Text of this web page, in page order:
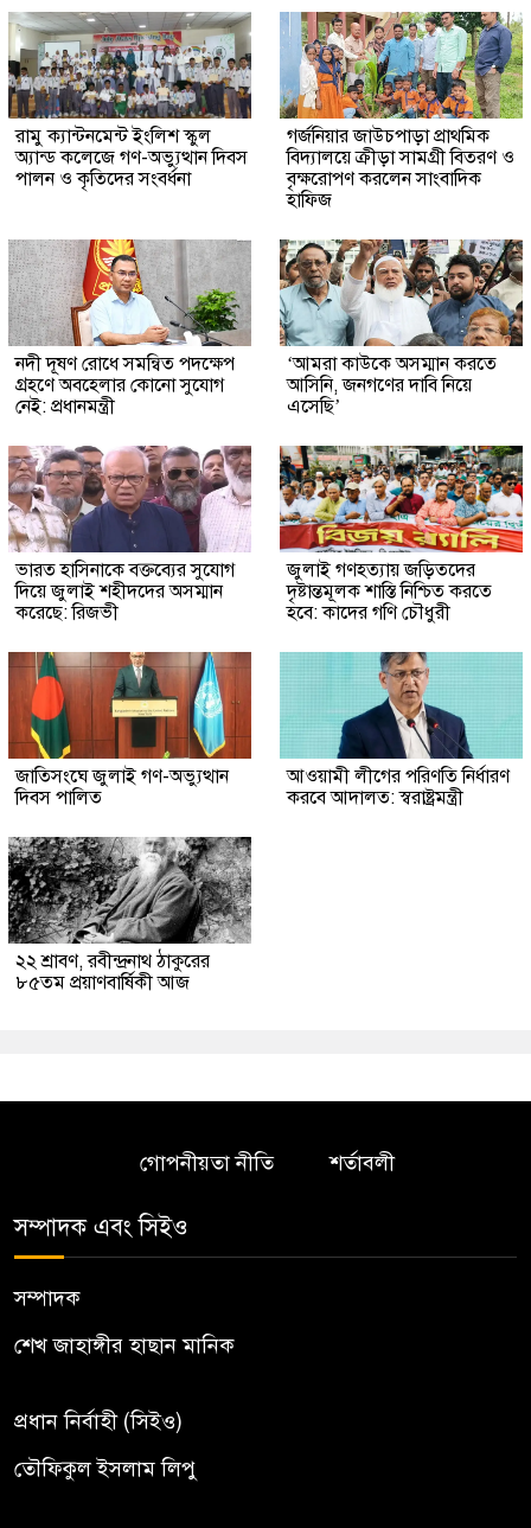
রামু ক্যান্টনমেন্ট ইংলিশ স্কুল
অ্যান্ড কলেজে গণ-অভ্যুত্থান দিবস
পালন ও কৃতিদের সংবর্ধনা
গর্জনিয়ার জাউচপাড়া প্রাথমিক
বিদ্যালয়ে ক্রীড়া সামগ্রী বিতরণ ও
বৃক্ষরোপণ করলেন সাংবাদিক
হাফিজ
নদী দূষণ রোধে সমন্বিত পদক্ষেপ
গ্রহণে অবহেলার কোনো সুযোগ
নেই: প্রধানমন্ত্রী
‘আমরা কাউকে অসম্মান করতে
আসিনি, জনগণের দাবি নিয়ে
এসেছি’
ভারত হাসিনাকে বক্তব্যের সুযোগ
দিয়ে জুলাই শহীদদের অসম্মান
করেছে: রিজভী
জুলাই গণহত্যায় জড়িতদের
দৃষ্টান্তমূলক শাস্তি নিশ্চিত করতে
হবে: কাদের গণি চৌধুরী
জাতিসংঘে জুলাই গণ-অভ্যুত্থান
দিবস পালিত
আওয়ামী লীগের পরিণতি নির্ধারণ
করবে আদালত: স্বরাষ্ট্রমন্ত্রী
২২ শ্রাবণ, রবীন্দ্রনাথ ঠাকুরের
৮৫তম প্রয়াণবার্ষিকী আজ
গোপনীয়তা নীতি শর্তাবলী
সম্পাদক এবং সিইও
সম্পাদক
শেখ জাহাঙ্গীর হাছান মানিক
প্রধান নির্বাহী (সিইও)
তৌফিকুল ইসলাম লিপু